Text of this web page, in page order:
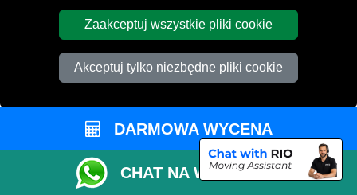
Zaakceptuj wszystkie pliki cookie
Akceptuj tylko niezbędne pliki cookie
LEEDS
od £540
DARMOWA WYCENA
CHAT NA WHATSAPP